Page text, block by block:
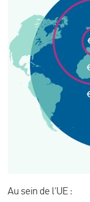
Au sein de l'UE :